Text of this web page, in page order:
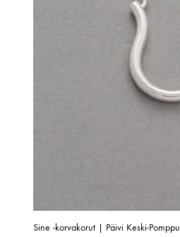
Sine -korvakorut | Päivi Keski-Pomppu